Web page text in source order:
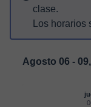
clase.
Los
Agosto 06 -